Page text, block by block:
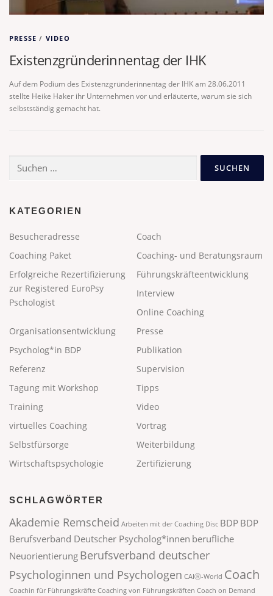
PRESSE / VIDEO
Existenzgründerinnentag der IHK
Auf dem Podium des Existenzgründerinnentag der IHK am 28.06.2011
stellte Heike Haker ihr Unternehmen vor und erläuterte, warum sie sich
selbstständig gemacht hat.
nach:
KATEGORIEN
Besucheradresse
Coach
Coaching Paket
Coaching- und Beratungsraum
Erfolgreiche Rezertifizierung
zur Registered EuroPsy
Pschologist
Führungskräfteentwicklung
Interview
Online Coaching
Organisationsentwicklung
Presse
Psycholog*in BDP
Publikation
Referenz
Supervision
Tagung mit Workshop
Tipps
Training
Video
virtuelles Coaching
Selbstfürsorge
Vortrag
Weiterbildung
Wirtschaftspsychologie
Zertifizierung
SCHLAGWÖRTER
Akademie Remscheid Arbeiten mit der Coaching Disc BDP BDP
Berufsverband Deutscher Psycholog*innen berufliche
Neuorientierung Berufsverband deutscher
Psychologinnen und Psychologen CAIⓇ-World Coach
Coachin für Führungskräfte Coaching von Führungskräften Coach on Demand